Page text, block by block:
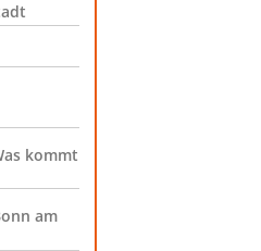
kommt
am